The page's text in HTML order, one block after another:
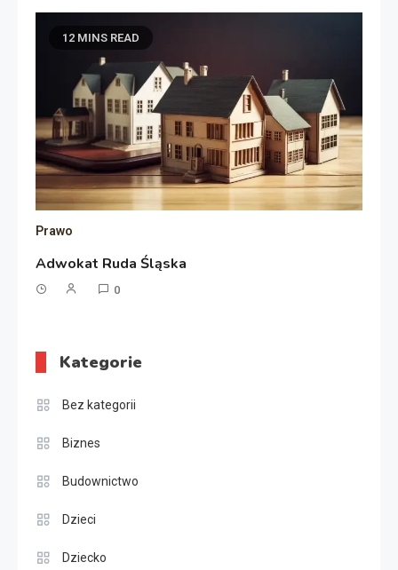
12 MINS READ
Prawo
Adwokat Ruda Śląska
0
Kategorie
Bez kategorii
Biznes
Budownictwo
Dzieci
Dziecko